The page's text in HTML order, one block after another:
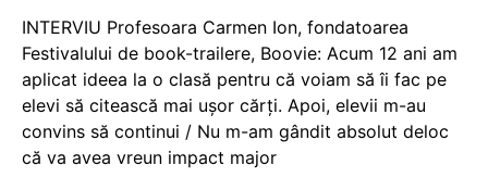
INTERVIU Profesoara Carmen Ion, fondatoarea
Festivalului de book-trailere, Boovie: Acum 12 ani am
aplicat ideea la o clasă pentru că voiam să îi fac pe
elevi să citească mai ușor cărți. Apoi, elevii m-au
convins să continui / Nu m-am gândit absolut deloc
că va avea vreun impact major